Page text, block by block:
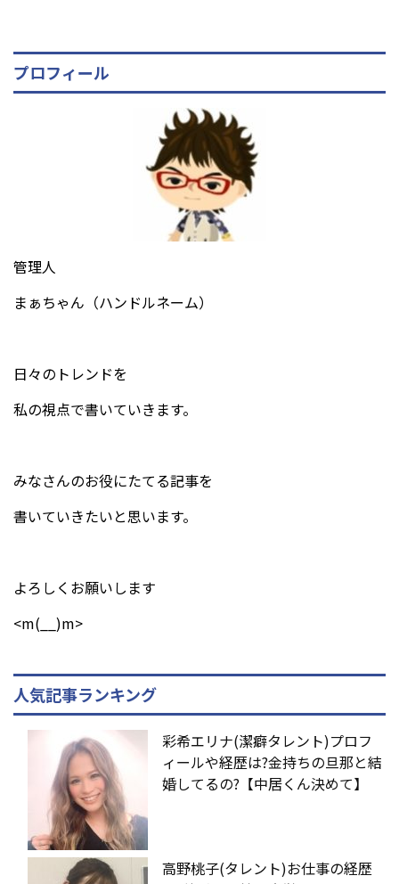
プロフィール
管理人
まぁちゃん（ハンドルネーム）
日々のトレンドを
私の視点で書いていきます。
みなさんのお役にたてる記事を
書いていきたいと思います。
よろしくお願いします
<m(__)m>
人気記事ランキング
彩希エリナ(潔癖タレント)プロフ
ィールや経歴は?金持ちの旦那と結
婚してるの?【中居くん決めて】
高野桃子(タレント)お仕事の経歴